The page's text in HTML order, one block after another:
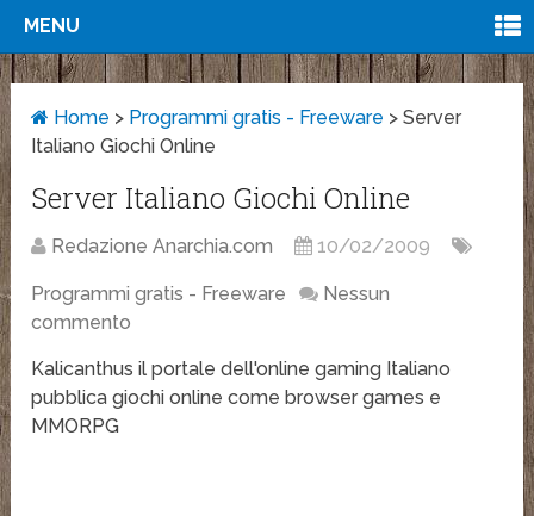
MENU
Home > Programmi gratis - Freeware >Server
Italiano Giochi Online
Server Italiano Giochi Online
Redazione Anarchia.com 10/02/2009
Programmi gratis - Freeware
Nessun
commento
Kalicanthus il portale dell'online gaming Italiano
pubblica giochi online come browser games e
MMORPG